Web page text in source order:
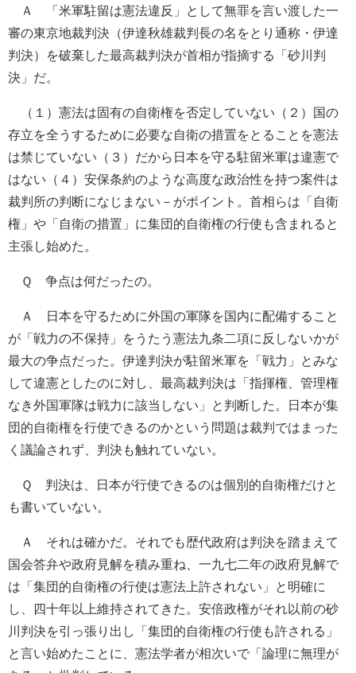
Ａ 「米軍駐留は憲法違反」として無罪を言い渡した一
審の東京地裁判決（伊達秋雄裁判長の名をとり通称・伊達
判決）を破棄した最高裁判決が首相が指摘する「砂川判
決」だ。
（１）憲法は固有の自衛権を否定していない（２）国の
存立を全うするために必要な自衛の措置をとることを憲法
は禁じていない（３）だから日本を守る駐留米軍は違憲で
はない（４）安保条約のような高度な政治性を持つ案件は
裁判所の判断になじまない－がポイント。首相らは「自衛
権」や「自衛の措置」に集団的自衛権の行使も含まれると
主張し始めた。
Ｑ 争点は何だったの。
Ａ 日本を守るために外国の軍隊を国内に配備すること
が「戦力の不保持」をうたう憲法九条二項に反しないかが
最大の争点だった。伊達判決が駐留米軍を「戦力」とみな
して違憲としたのに対し、最高裁判決は「指揮権、管理権
なき外国軍隊は戦力に該当しない」と判断した。日本が集
団的自衛権を行使できるのかという問題は裁判ではまった
く議論されず、判決も触れていない。
Ｑ 判決は、日本が行使できるのは個別的自衛権だけと
も書いていない。
Ａ それは確かだ。それでも歴代政府は判決を踏まえて
国会答弁や政府見解を積み重ね、一九七二年の政府見解で
は「集団的自衛権の行使は憲法上許されない」と明確に
し、四十年以上維持されてきた。安倍政権がそれ以前の砂
川判決を引っ張り出し「集団的自衛権の行使も許される」
と言い始めたことに、憲法学者が相次いで「論理に無理が